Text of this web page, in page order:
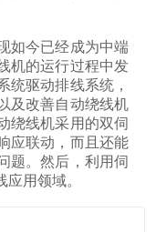
如今已经成为中端
机的运行过程中发
统驱动排线系统，
及改善自动绕线机
绕线机采用的双伺
应联动，而且还能
题。然后，利用伺
用领域。